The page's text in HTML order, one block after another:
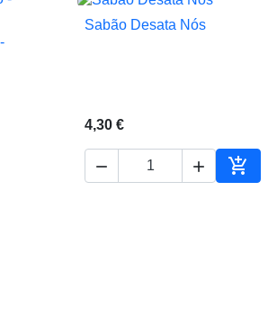
 Vista rápida
Sabão Desata Nós
4,30 €
  